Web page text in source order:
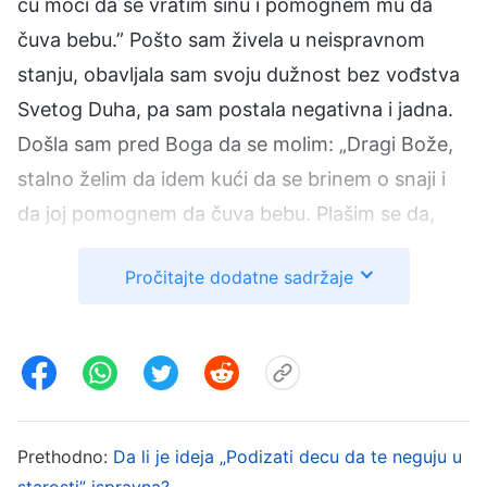
čuva bebu.” Pošto sam živela u neispravnom
stanju, obavljala sam svoju dužnost bez vođstva
Svetog Duha, pa sam postala negativna i jadna.
Došla sam pred Boga da se molim: „Dragi Bože,
stalno želim da idem kući da se brinem o snaji i
da joj pomognem da čuva bebu. Plašim se da,
ostarim. Znam da je pogrešno živeti u ovom
Ti prosvetiš i povedeš da razumem istinu i
spoznam sopstvene probleme.” Nakon molitve,
setila sam se Božjih reči: „Zašto su deca
poslušna svojim roditeljima? Zašto roditelji
Pročitajte dodatne sadržaje
Prethodno: Da li je ideja „Podizati decu da te neguju u